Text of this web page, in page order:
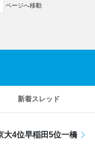
ページへ移動
新着スレッド
大4位早稲田5位一橋